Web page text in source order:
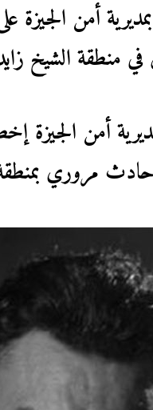
أمن الجيزة
في منطقة الشيخ
أمن الجيزة
مروري